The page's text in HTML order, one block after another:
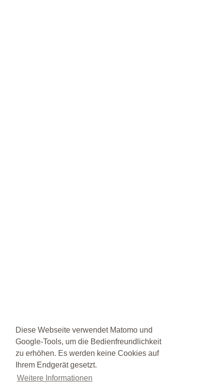
Diese Webseite verwendet Matomo und
Google-Tools, um die Bedienfreundlichkeit
zu erhöhen. Es werden keine Cookies auf
Ihrem Endgerät gesetzt.
Weitere Informationen